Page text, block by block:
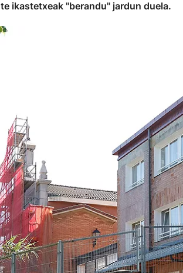
ikastetxeak "berandu" jardun duela.